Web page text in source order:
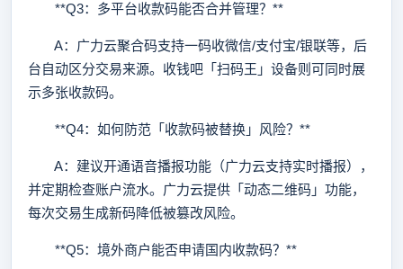
**Q3：多平台收款码能否合并管理？**
A：广力云聚合码支持一码收微信/支付宝/银联等，后
台自动区分交易来源。收钱吧「扫码王」设备则可同时展
示多张收款码。
**Q4：如何防范「收款码被替换」风险？**
A：建议开通语音播报功能（广力云支持实时播报），
并定期检查账户流水。广力云提供「动态二维码」功能，
每次交易生成新码降低被篡改风险。
**Q5：境外商户能否申请国内收款码？**